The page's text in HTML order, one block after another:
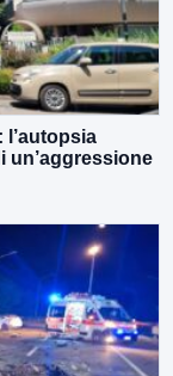
l’autopsia
un’aggressione